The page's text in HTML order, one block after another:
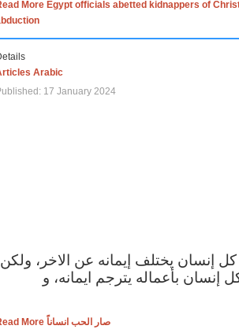
More Egypt officials abetted kidnappers of
Arabic
17 January 2024
كل إنسان يختلف إيمانه عن الاخر، ولكن
إنسان بأعماله يترجم ايمانه، و
Read More صار الحب انساناً